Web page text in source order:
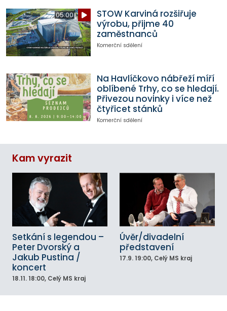
05:00
STOW Karviná rozšiřuje
výrobu, přijme 40
zaměstnanců
Komerční sdělení
Na Havlíčkovo nábřeží míří
oblíbené Trhy, co se hledají.
Přivezou novinky i více než
čtyřicet stánků
Komerční sdělení
Kam vyrazit
Setkání s legendou –
Peter Dvorský a
Jakub Pustina /
koncert
18.11. 18:00, Celý MS kraj
Úvěr/divadelní
představení
17.9. 19:00, Celý MS kraj